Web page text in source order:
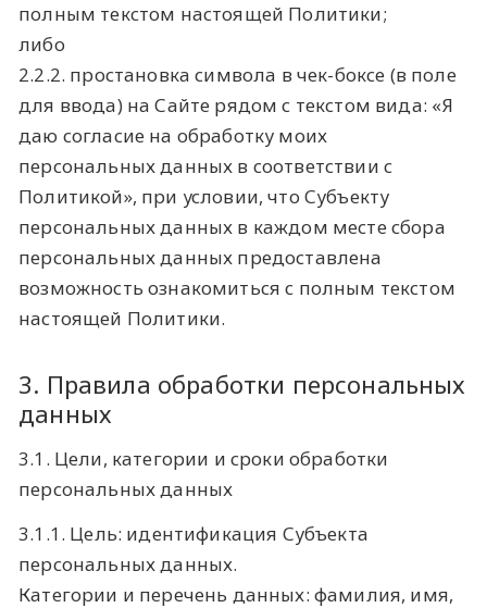
полным текстом настоящей Политики;
либо
2.2.2. простановка символа в чек-боксе (в поле
для ввода) на Сайте рядом с текстом вида: «Я
даю согласие на обработку моих
персональных данных в соответствии с
Политикой», при условии, что Субъекту
персональных данных в каждом месте сбора
персональных данных предоставлена
возможность ознакомиться с полным текстом
настоящей Политики.
3. Правила обработки персональных
данных
3.1. Цели, категории и сроки обработки
персональных данных
3.1.1. Цель: идентификация Субъекта
персональных данных.
Категории и перечень данных: фамилия, имя,